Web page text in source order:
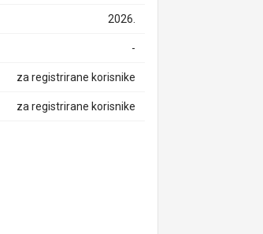
2026.
-
za registrirane korisnike
za registrirane korisnike